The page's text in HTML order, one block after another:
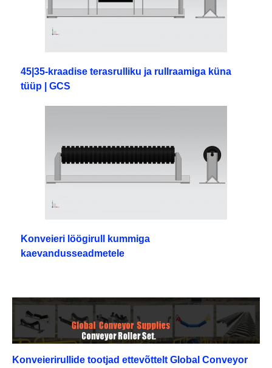
45|35-kraadise terasrulliku ja rullraamiga küna
tüüp | GCS
Konveieri löögirull kummiga
kaevandusseadmetele
Konveierirullide tootjad ettevõttelt Global Conveyor